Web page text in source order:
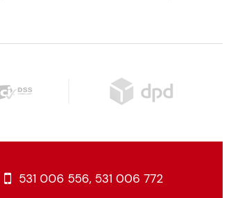
531 006 556, 531 006 772